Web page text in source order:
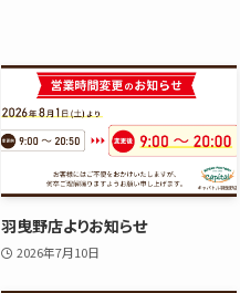
羽曳野店よりお知らせ
2026年7月10日